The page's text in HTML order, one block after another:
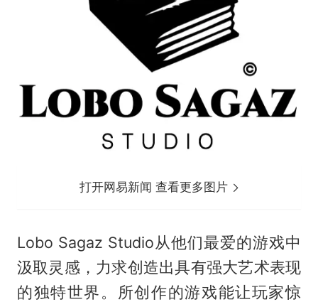
打开网易新闻 查看更多图片
Lobo Sagaz Studio从他们最爱的游戏中
汲取灵感，力求创造出具有强大艺术表现
的独特世界。所创作的游戏能让玩家惊